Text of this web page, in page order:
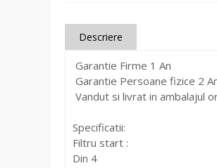
Descriere
Garantie Firme 1 An
Garantie Persoane fizice 2
Vandut si livrat in ambalajul
Specificatii:
Filtru start :
Din 4